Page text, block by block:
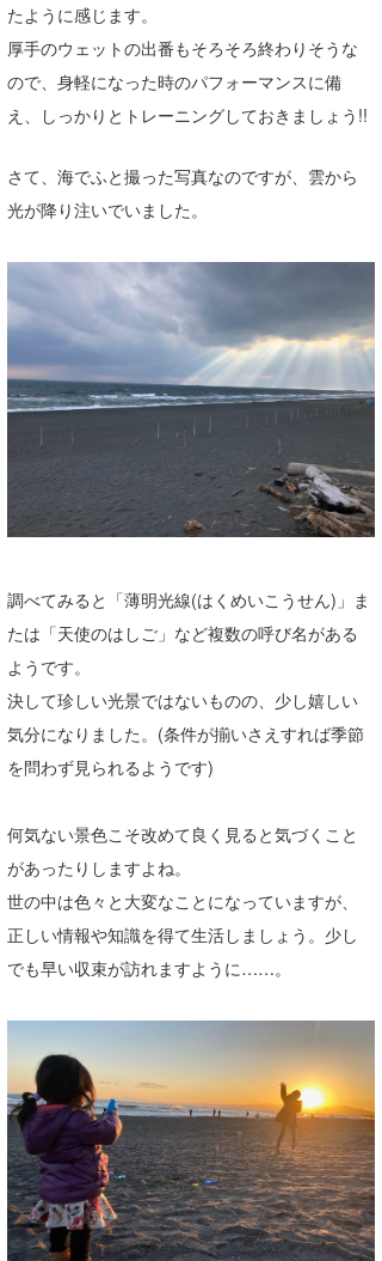
たように感じます。
厚手のウェットの出番もそろそろ終わりそうな
ので、身軽になった時のパフォーマンスに備
え、しっかりとトレーニングしておきましょう!!
さて、海でふと撮った写真なのですが、雲から
光が降り注いでいました。
調べてみると「薄明光線(はくめいこうせん)」ま
たは「天使のはしご」など複数の呼び名がある
ようです。
決して珍しい光景ではないものの、少し嬉しい
気分になりました。(条件が揃いさえすれば季節
を問わず見られるようです)
何気ない景色こそ改めて良く見ると気づくこと
があったりしますよね。
世の中は色々と大変なことになっていますが、
正しい情報や知識を得て生活しましょう。少し
でも早い収束が訪れますように……。
CBA Films
熊谷素子
田原啓江
植村未来
NOBUFUKU
大野”MAR”修聖
喜納海人
chan-U
ECE
G◎Da
H
KID
KOBU
MIN
mitz
OYZ
S.K
VAGY
waka☆=
YUKI☆
たっちー
まっきー
三輪予報士
上條将美
唐澤予報士
SancheZ
ゴン
米山予報士